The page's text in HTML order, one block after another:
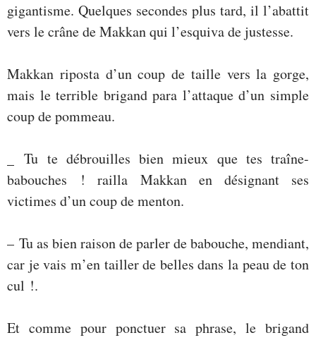
gigantisme. Quelques secondes plus tard, il l’abattit
vers le crâne de Makkan qui l’esquiva de justesse.
Makkan riposta d’un coup de taille vers la gorge,
mais le terrible brigand para l’attaque d’un simple
coup de pommeau.
_ Tu te débrouilles bien mieux que tes traîne-
babouches ! railla Makkan en désignant ses
victimes d’un coup de menton.
– Tu as bien raison de parler de babouche, mendiant,
car je vais m’en tailler de belles dans la peau de ton
cul !.
Et comme pour ponctuer sa phrase, le brigand